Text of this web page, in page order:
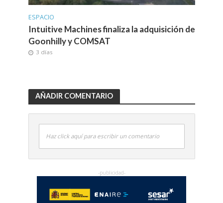
ESPACIO
Intuitive Machines finaliza la adquisición de
Goonhilly y COMSAT
3 días
AÑADIR COMENTARIO
Haz click aquí para escribir un comentario